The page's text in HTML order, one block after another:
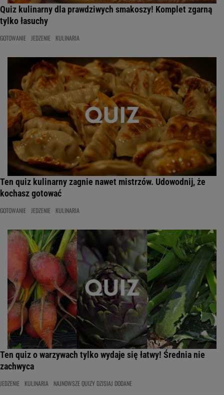
Quiz kulinarny dla prawdziwych smakoszy! Komplet zgarną
tylko łasuchy
GOTOWANIE JEDZENIE KULINARIA
Ten quiz kulinarny zagnie nawet mistrzów. Udowodnij, że
kochasz gotować
GOTOWANIE JEDZENIE KULINARIA
Ten quiz o warzywach tylko wydaje się łatwy! Średnia nie
zachwyca
JEDZENIE KULINARIA NAJNOWSZE QUIZY DZISIAJ DODANE